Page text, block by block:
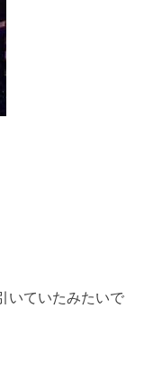
いていたみたいで